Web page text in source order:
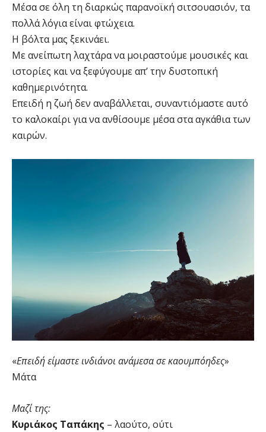
Μέσα σε όλη τη διαρκώς παρανοϊκή σιτσουασιόν, τα
πολλά λόγια είναι φτώχεια.
Η βόλτα μας ξεκινάει.
Με ανείπωτη λαχτάρα να μοιραστούμε μουσικές και
ιστορίες και να ξεφύγουμε απ’ την δυστοπική
καθημερινότητα.
Επειδή η ζωή δεν αναβάλλεται, συναντιόμαστε αυτό
το καλοκαίρι για να ανθίσουμε μέσα στα αγκάθια των
καιρών.
«Επειδή είμαστε ινδιάνοι ανάμεσα σε καουμπόηδες»
Μάτα
Μαζί της:
Κυριάκος Ταπάκης – λαούτο, ούτι